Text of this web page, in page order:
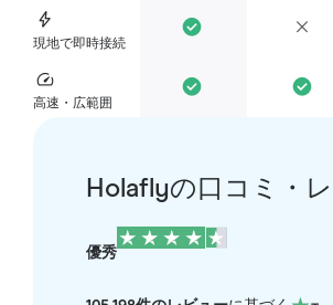
現地で即時接続
高速・広範囲
Holaflyの口コミ・
優秀